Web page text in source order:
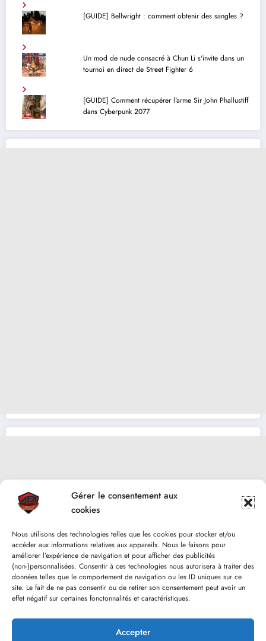
Gérer le consentement aux
cookies
Nous utilisons des technologies telles que les cookies pour stocker et/ou
accéder aux informations relatives aux appareils. Nous le faisons pour
améliorer l’expérience de navigation et pour afficher des publicités
(non-)personnalisées. Consentir à ces technologies nous autorisera à traiter des
données telles que le comportement de navigation ou les ID uniques sur ce
site. Le fait de ne pas consentir ou de retirer son consentement peut avoir un
effet négatif sur certaines fonctonnalités et caractéristiques.
Accepter
[GUIDE] Bellwright : comment obtenir des sangles ?
Un mod de nude consacré à Chun Li s'invite dans un
tournoi en direct de Street Fighter 6
[GUIDE] Comment récupérer l'arme Sir John Phallustiff
dans Cyberpunk 2077